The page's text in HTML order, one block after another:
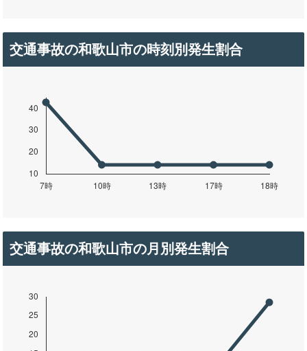
交通事故の和歌山市の時刻別発生割合
交通事故の和歌山市の月別発生割合